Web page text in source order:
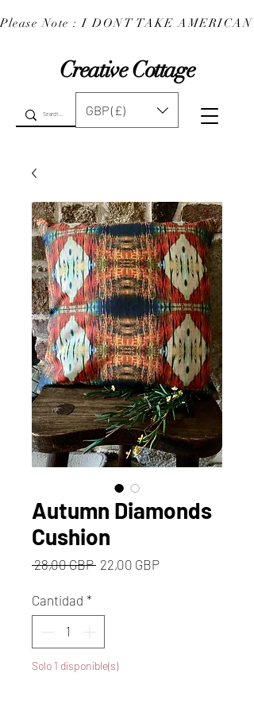
Creative Cottage
Please Note : I DONT TAKE
GBP (£)
Autumn Diamonds
Cushion
28,00 GBP Precio
22,00 GBPPrecio
Cantidad *
Solo 1 disponible(s)